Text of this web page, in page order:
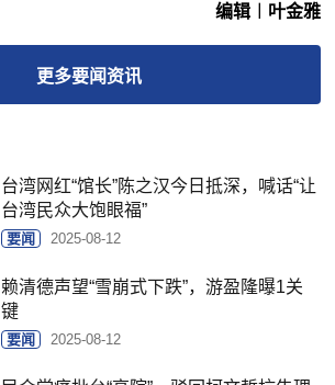
编辑︱叶金雅
更多要闻资讯
台湾网红“馆长”陈之汉今日抵深，喊话“让
台湾民众大饱眼福”
要闻 2025-08-12
赖清德声望“雪崩式下跌”，游盈隆曝1关
键
要闻 2025-08-12